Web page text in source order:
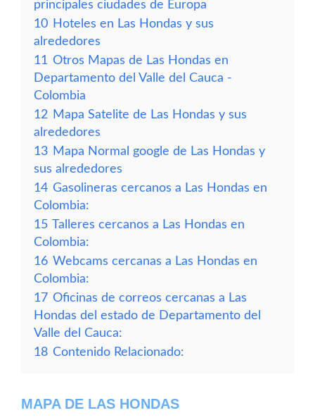
principales ciudades de Europa
10 Hoteles en Las Hondas y sus
alrededores
11 Otros Mapas de Las Hondas en
Departamento del Valle del Cauca -
Colombia
12 Mapa Satelite de Las Hondas y sus
alrededores
13 Mapa Normal google de Las Hondas y
sus alrededores
14 Gasolineras cercanos a Las Hondas en
Colombia:
15 Talleres cercanos a Las Hondas en
Colombia:
16 Webcams cercanas a Las Hondas en
Colombia:
17 Oficinas de correos cercanas a Las
Hondas del estado de Departamento del
Valle del Cauca:
18 Contenido Relacionado:
MAPA DE LAS HONDAS